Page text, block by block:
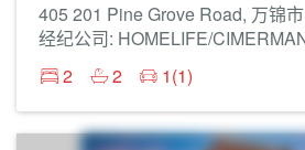
405 201 Pine Grove Road, 万锦市
2
2 1(1)